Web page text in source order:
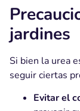
jardines
Si bien la urea
seguir ciertas
Evitar el